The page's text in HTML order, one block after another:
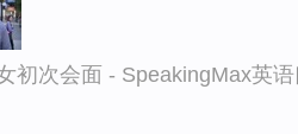
初次会面 - SpeakingMax英